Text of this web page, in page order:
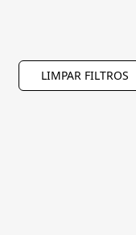
LIMPAR FILTROS